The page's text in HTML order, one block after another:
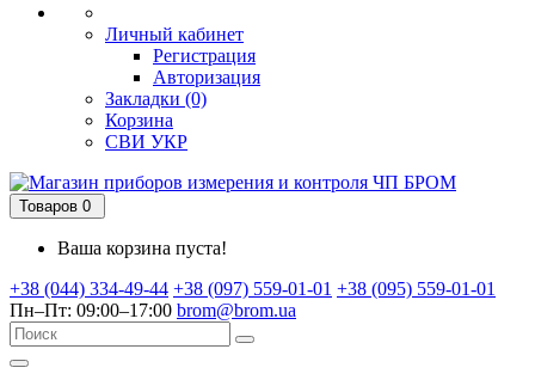
Личный кабинет
Регистрация
Авторизация
Закладки (0)
Корзина
СВИ УКР
Товаров 0
Ваша корзина пуста!
+38 (044) 334-49-44 +38 (097) 559-01-01 +38 (095) 559-01-01
Пн–Пт: 09:00–17:00 brom@brom.ua